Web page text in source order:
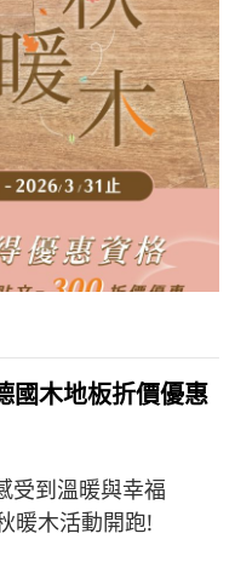
國木地板折價優惠
受到溫暖與幸福
暖木活動開跑!